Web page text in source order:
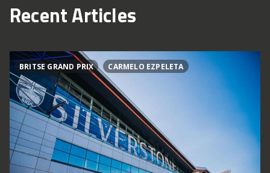
Recent Articles
BRITSE GRAND PRIX CARMELO EZPELETA